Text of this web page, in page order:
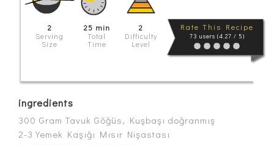
2
Serving
Size
25 min
Total
Time
2
Difficulty
Level
Rate This Recipe
73 users (4.27 / 5)
ingredients
300 Gram Tavuk Göğüs, Kuşbaşı doğranmış
2-3 Yemek Kaşığı Mısır Nişastası